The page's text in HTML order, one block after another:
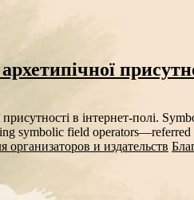
присутності в інтернет-полі.
symbolic field
организаторов и издательств